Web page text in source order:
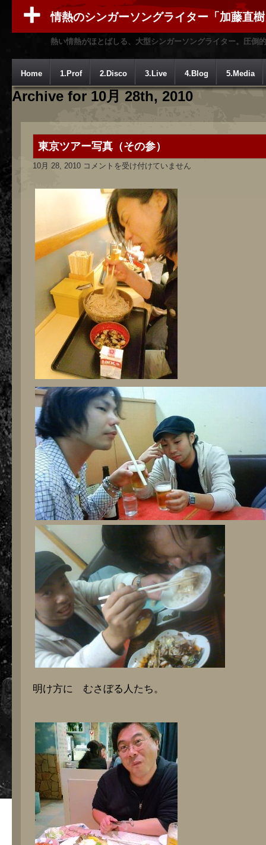
情熱のシンガーソングライター「加藤直
熱い情熱がほとばしる、大型シンガーソングライター。圧倒
Home 1.Prof 2.Disco 3.Live 4.Blog 5.Media
Archive for 10月 28th, 2010
東京ツアー写真（その参）
10月 28, 2010 東
ア
（そ
の
参）
コメントを受け付けていません
明け方に むさぼる人たち。